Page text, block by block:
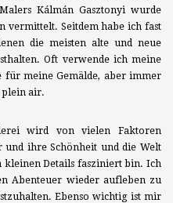
Kálmán Gasztonyi wurde
vermittelt. Seitdem habe ich fast
die meisten alte und neue
Oft verwende ich meine
für meine Gemälde, aber immer
plein air.
wird von vielen Faktoren
ihre Schönheit und die Welt
Details fasziniert bin. Ich
Abenteuer wieder aufleben zu
Ebenso wichtig ist mir